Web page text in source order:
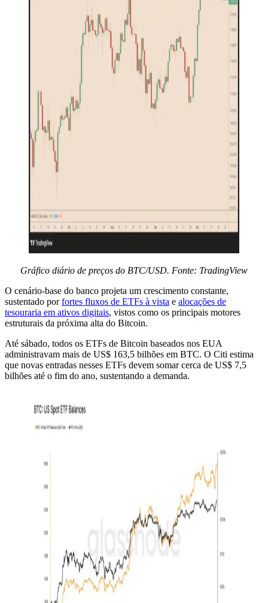
Gráfico diário de preços do BTC/USD. Fonte: TradingView
O cenário-base do banco projeta um crescimento constante,
sustentado porfortes fluxos de ETFs à vista e alocações de
tesouraria em ativos digitais, vistos como os principais motores
estruturais da próxima alta do Bitcoin.
Até sábado, todos os ETFs de Bitcoin baseados nos EUA
administravam mais de US$ 163,5 bilhões em BTC. O Citi estima
que novas entradas nesses ETFs devem somar cerca de US$ 7,5
bilhões até o fim do ano, sustentando a demanda.